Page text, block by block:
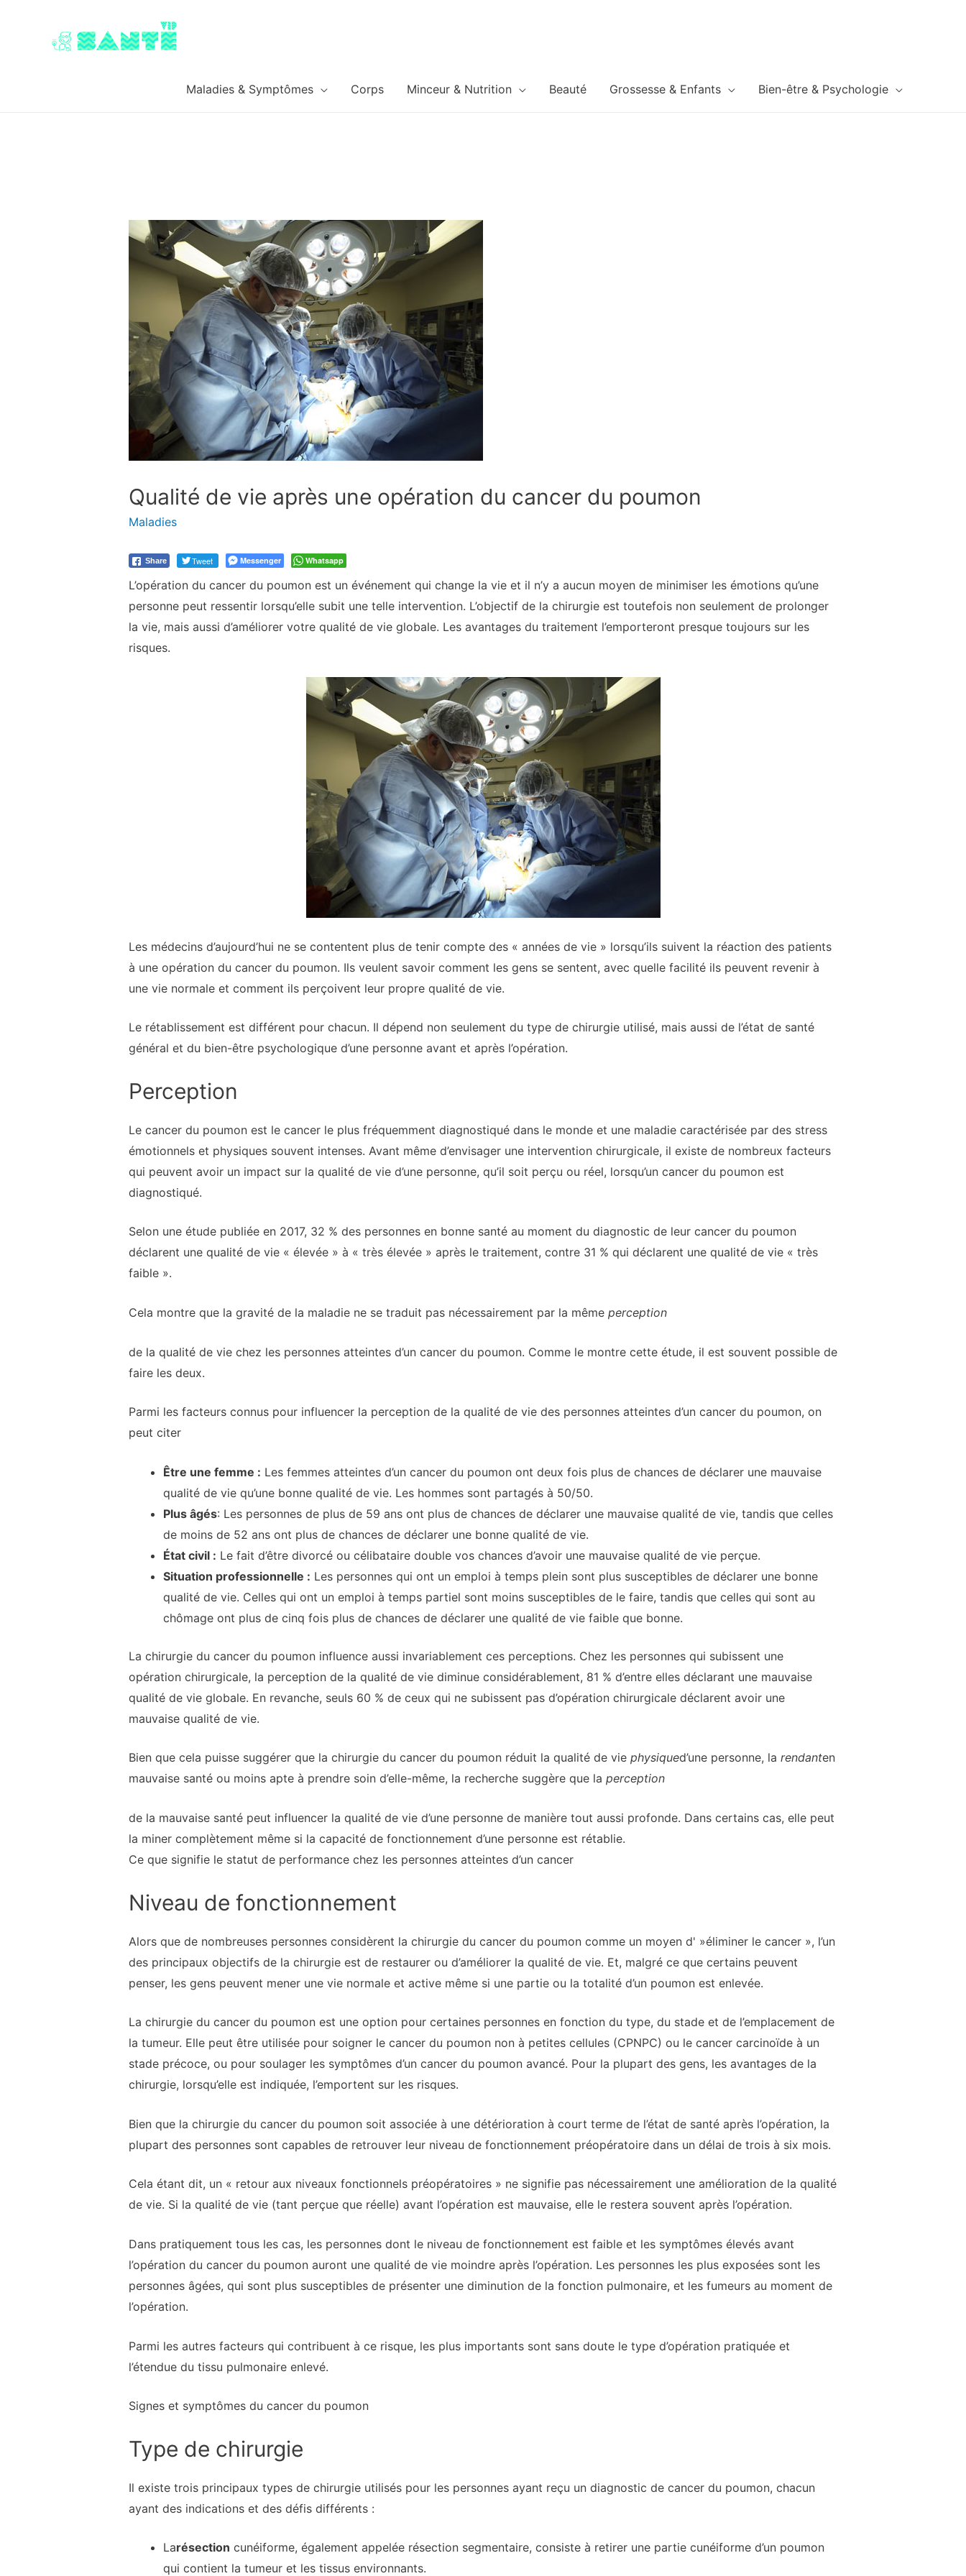
Maladies & Symptômes Corps Minceur & Nutrition Beauté Grossesse & Enfants Bien-être & Psychologie
Qualité de vie après une opération du cancer du poumon
Maladies
Share Tweet Messenger Whatsapp
L’opération du cancer du poumon est un événement qui change la vie et il n’y a aucun moyen de minimiser les émotions qu’une
personne peut ressentir lorsqu’elle subit une telle intervention. L’objectif de la chirurgie est toutefois non seulement de prolonger
la vie, mais aussi d’améliorer votre qualité de vie globale. Les avantages du traitement l’emporteront presque toujours sur les
risques.
Les médecins d’aujourd’hui ne se contentent plus de tenir compte des « années de vie » lorsqu’ils suivent la réaction des patients
à une opération du cancer du poumon. Ils veulent savoir comment les gens se sentent, avec quelle facilité ils peuvent revenir à
une vie normale et comment ils perçoivent leur propre qualité de vie.
Le rétablissement est différent pour chacun. Il dépend non seulement du type de chirurgie utilisé, mais aussi de l’état de santé
général et du bien-être psychologique d’une personne avant et après l’opération.
Perception
Le cancer du poumon est le cancer le plus fréquemment diagnostiqué dans le monde et une maladie caractérisée par des stress
émotionnels et physiques souvent intenses. Avant même d’envisager une intervention chirurgicale, il existe de nombreux facteurs
qui peuvent avoir un impact sur la qualité de vie d’une personne, qu’il soit perçu ou réel, lorsqu’un cancer du poumon est
diagnostiqué.
Selon une étude publiée en 2017, 32 % des personnes en bonne santé au moment du diagnostic de leur cancer du poumon
déclarent une qualité de vie « élevée » à « très élevée » après le traitement, contre 31 % qui déclarent une qualité de vie « très
faible ».
Cela montre que la gravité de la maladie ne se traduit pas nécessairement par la même perception
de la qualité de vie chez les personnes atteintes d’un cancer du poumon. Comme le montre cette étude, il est souvent possible de
faire les deux.
Parmi les facteurs connus pour influencer la perception de la qualité de vie des personnes atteintes d’un cancer du poumon, on
peut citer
Être une femme : Les femmes atteintes d’un cancer du poumon ont deux fois plus de chances de déclarer une mauvaise
qualité de vie qu’une bonne qualité de vie. Les hommes sont partagés à 50/50.
Plus âgés: Les personnes de plus de 59 ans ont plus de chances de déclarer une mauvaise qualité de vie, tandis que celles
de moins de 52 ans ont plus de chances de déclarer une bonne qualité de vie.
État civil : Le fait d’être divorcé ou célibataire double vos chances d’avoir une mauvaise qualité de vie perçue.
Situation professionnelle : Les personnes qui ont un emploi à temps plein sont plus susceptibles de déclarer une bonne
qualité de vie. Celles qui ont un emploi à temps partiel sont moins susceptibles de le faire, tandis que celles qui sont au
chômage ont plus de cinq fois plus de chances de déclarer une qualité de vie faible que bonne.
La chirurgie du cancer du poumon influence aussi invariablement ces perceptions. Chez les personnes qui subissent une
opération chirurgicale, la perception de la qualité de vie diminue considérablement, 81 % d’entre elles déclarant une mauvaise
qualité de vie globale. En revanche, seuls 60 % de ceux qui ne subissent pas d’opération chirurgicale déclarent avoir une
mauvaise qualité de vie.
Bien que cela puisse suggérer que la chirurgie du cancer du poumon réduit la qualité de vie physiqued’une personne, la rendanten
mauvaise santé ou moins apte à prendre soin d’elle-même, la recherche suggère que la perception
de la mauvaise santé peut influencer la qualité de vie d’une personne de manière tout aussi profonde. Dans certains cas, elle peut
la miner complètement même si la capacité de fonctionnement d’une personne est rétablie.
Ce que signifie le statut de performance chez les personnes atteintes d’un cancer
Niveau de fonctionnement
Alors que de nombreuses personnes considèrent la chirurgie du cancer du poumon comme un moyen d' »éliminer le cancer », l’un
des principaux objectifs de la chirurgie est de restaurer ou d’améliorer la qualité de vie. Et, malgré ce que certains peuvent
penser, les gens peuvent mener une vie normale et active même si une partie ou la totalité d’un poumon est enlevée.
La chirurgie du cancer du poumon est une option pour certaines personnes en fonction du type, du stade et de l’emplacement de
la tumeur. Elle peut être utilisée pour soigner le cancer du poumon non à petites cellules (CPNPC) ou le cancer carcinoïde à un
stade précoce, ou pour soulager les symptômes d’un cancer du poumon avancé. Pour la plupart des gens, les avantages de la
chirurgie, lorsqu’elle est indiquée, l’emportent sur les risques.
Bien que la chirurgie du cancer du poumon soit associée à une détérioration à court terme de l’état de santé après l’opération, la
plupart des personnes sont capables de retrouver leur niveau de fonctionnement préopératoire dans un délai de trois à six mois.
Cela étant dit, un « retour aux niveaux fonctionnels préopératoires » ne signifie pas nécessairement une amélioration de la qualité
de vie. Si la qualité de vie (tant perçue que réelle) avant l’opération est mauvaise, elle le restera souvent après l’opération.
Dans pratiquement tous les cas, les personnes dont le niveau de fonctionnement est faible et les symptômes élevés avant
l’opération du cancer du poumon auront une qualité de vie moindre après l’opération. Les personnes les plus exposées sont les
personnes âgées, qui sont plus susceptibles de présenter une diminution de la fonction pulmonaire, et les fumeurs au moment de
l’opération.
Parmi les autres facteurs qui contribuent à ce risque, les plus importants sont sans doute le type d’opération pratiquée et
l’étendue du tissu pulmonaire enlevé.
Signes et symptômes du cancer du poumon
Type de chirurgie
Il existe trois principaux types de chirurgie utilisés pour les personnes ayant reçu un diagnostic de cancer du poumon, chacun
ayant des indications et des défis différents :
Larésection cunéiforme, également appelée résection segmentaire, consiste à retirer une partie cunéiforme d’un poumon
qui contient la tumeur et les tissus environnants.